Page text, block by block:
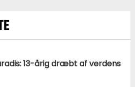
13-årig dræbt af verdens